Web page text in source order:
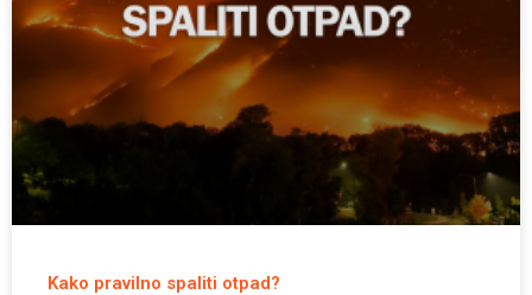
Kako pravilno spaliti otpad?